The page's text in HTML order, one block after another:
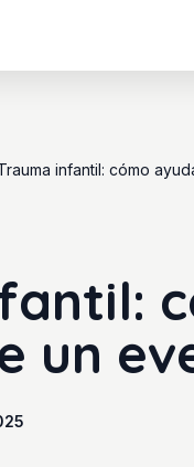
infantil: cómo
un